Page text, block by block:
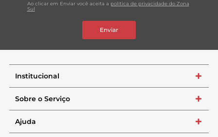
Ao clicar em Enviar você aceita a política de privacidade do Zona
Sul
Enviar
Institucional +
Sobre o Serviço +
Ajuda +